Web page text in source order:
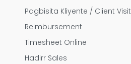
Pagbisita Kliyente / Client Visit
Reimbursement
Timesheet Online
Hadirr Sales